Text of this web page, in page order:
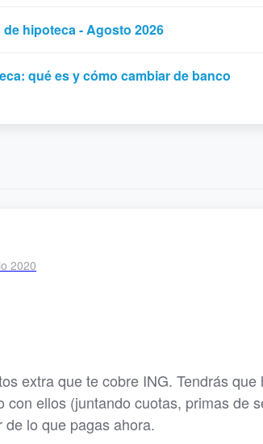
hipoteca - Agosto 2026
qué es y cómo cambiar de banco
2020
extra que te cobre ING. Tendrás
con ellos (juntando cuotas, primas de
lo que pagas ahora.